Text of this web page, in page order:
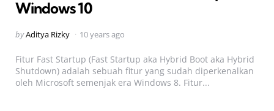
Windows 10
Posted
byAditya Rizky 10 years ago
Fitur Fast Startup (Fast Startup aka Hybrid Boot aka Hybrid
Shutdown) adalah sebuah fitur yang sudah diperkenalkan
oleh Microsoft semenjak era Windows 8. Fitur...